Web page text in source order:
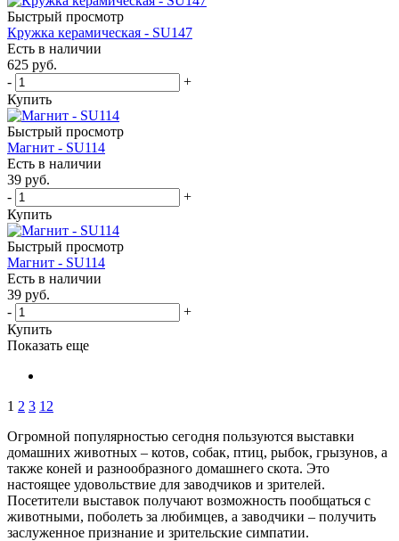
Быстрый просмотр
Кружка керамическая - SU147
Есть в наличии
625 руб.
-
+
Купить
Быстрый просмотр
Магнит - SU114
Есть в наличии
39 руб.
-
+
Купить
Быстрый просмотр
Магнит - SU114
Есть в наличии
39 руб.
-
+
Купить
Показать еще
1 2 3 12
Огромной популярностью сегодня пользуются выставки
домашних животных – котов, собак, птиц, рыбок, грызунов, а
также коней и разнообразного домашнего скота. Это
настоящее удовольствие для заводчиков и зрителей.
Посетители выставок получают возможность пообщаться с
животными, поболеть за любимцев, а заводчики – получить
заслуженное признание и зрительские симпатии.